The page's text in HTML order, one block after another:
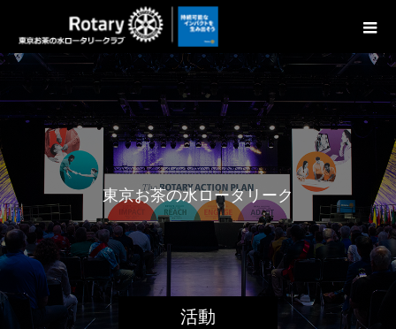
活動
東 京お茶の水ロータリークラブ の